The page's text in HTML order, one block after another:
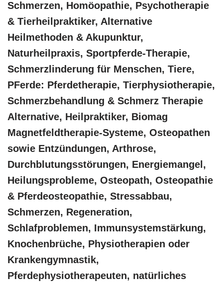
Schmerzen, ‎Homöopathie, ‎Psychotherapie
& ‎Tierheilpraktiker, Alternative
Heilmethoden & Akupunktur,
Naturheilpraxis, Sportpferde-Therapie,
Schmerzlinderung für Menschen, Tiere,
PFerde: Pferdetherapie, Tierphysiotherapie,
Schmerzbehandlung & Schmerz Therapie
Alternative, Heilpraktiker, Biomag
Magnetfeldtherapie-Systeme, Osteopathen
sowie Entzündungen, Arthrose,
Durchblutungsstörungen, Energiemangel,
Heilungsprobleme, Osteopath, Osteopathie
& Pferdeosteopathie, Stressabbau,
Schmerzen, Regeneration,
Schlafproblemen, Immunsystemstärkung,
Knochenbrüche, Physiotherapien oder
Krankengymnastik,
Pferdephysiotherapeuten, natürliches